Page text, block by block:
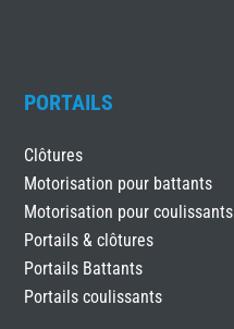
PORTAILS
Clôtures
Motorisation pour battants
Motorisation pour coulissants
Portails & clôtures
Portails Battants
Portails coulissants